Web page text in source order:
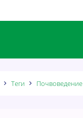
Теги Почвоведение